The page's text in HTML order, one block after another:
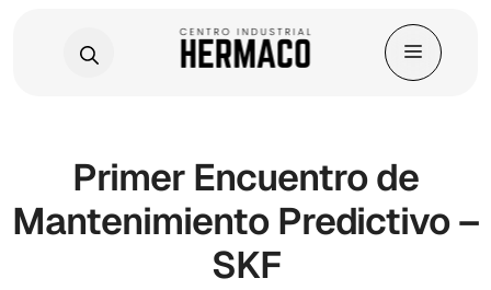
content
Primer Encuentro de
Mantenimiento Predictivo –
SKF